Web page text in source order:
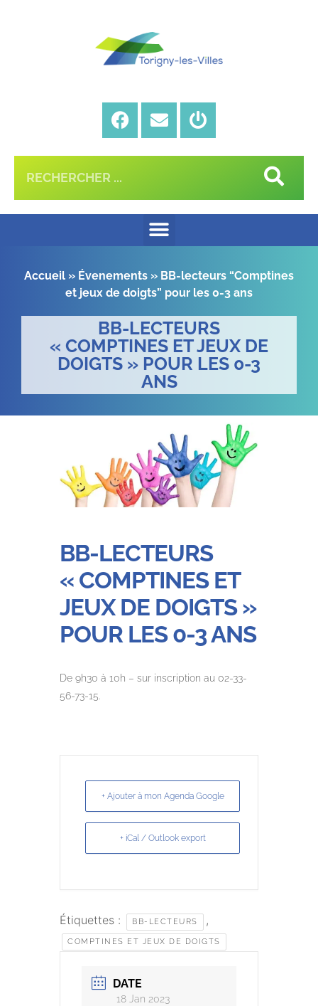
Accueil » Évenements » BB-lecteurs “Comptines
et jeux de doigts” pour les 0-3 ans
BB-LECTEURS
« COMPTINES ET JEUX DE
DOIGTS » POUR LES 0-3
ANS
BB-LECTEURS
« COMPTINES ET
JEUX DE DOIGTS »
POUR LES 0-3 ANS
De 9h30 à 10h – sur inscription au 02-33-
56-73-15.
+ Ajouter à mon Agenda Google
+ iCal / Outlook export
Étiquettes : BB-LECTEURS ,
COMPTINES ET JEUX DE DOIGTS
DATE
18 Jan 2023